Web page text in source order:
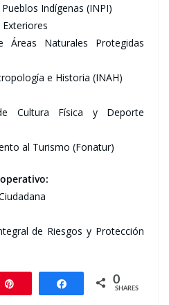
Indígenas (INPI)
Exteriores
Áreas Naturales Protegidas
e Historia (INAH)
Cultura Física y Deporte
al Turismo (Fonatur)
de Riesgos y Protección
Share 0
SHARES